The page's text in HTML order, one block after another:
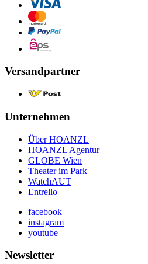
Versandpartner
Unternehmen
Über HOANZL
HOANZL Agentur
GLOBE Wien
Theater im Park
WatchAUT
Entrello
facebook
instagram
youtube
Newsletter